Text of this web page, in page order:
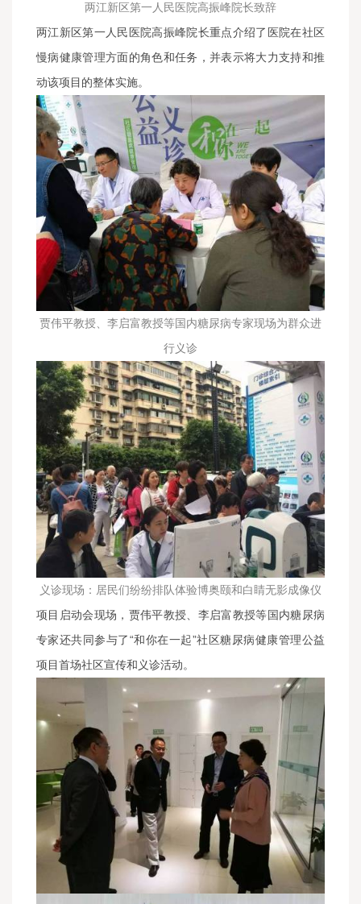
两江新区第一人民医院高振峰院长致辞
两江新区第一人民医院高振峰院长重点介绍了医院在社区
慢病健康管理方面的角色和任务，并表示将大力支持和推
动该项目的整体实施。
贾伟平教授、李启富教授等国内糖尿病专家现场为群众进
行义诊
义诊现场：居民们纷纷排队体验博奥颐和白睛无影成像仪
项目启动会现场，贾伟平教授、李启富教授等国内糖尿病
专家还共同参与了“和你在一起”社区糖尿病健康管理公益
项目首场社区宣传和义诊活动。